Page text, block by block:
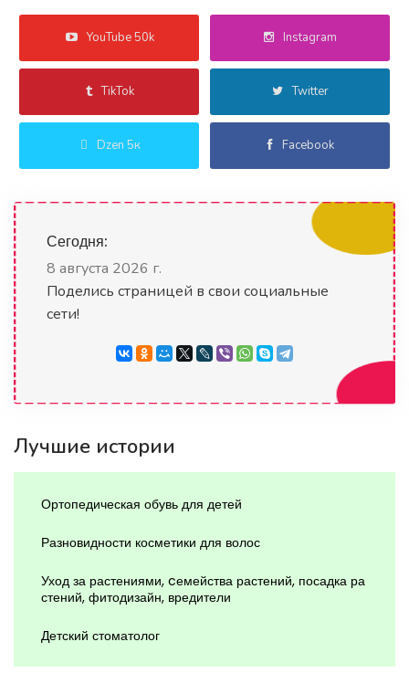
YouTube 50k Instagram
TikTok Twitter
Dzen 5к Facebook
Сегодня:
8 августа 2026 г.
Поделись страницей в свои социальные
сети!
Лучшие истории
Ортопедическая обувь для детей
Разновидности косметики для волос
Уход за растениями, cемейства растений, посадка ра
стений, фитодизайн, вредители
Детский стоматолог